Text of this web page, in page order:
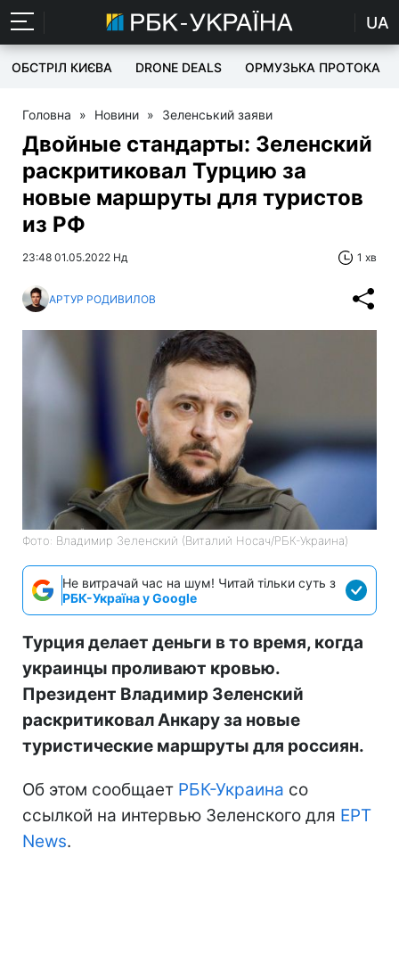
UA
ОБСТРІЛ КИЄВА DRONE DEALS ОРМУЗЬКА ПРОТОКА
Головна » Новини » Зеленський заяви
Двойные стандарты: Зеленский
раскритиковал Турцию за
новые маршруты для туристов
из РФ
23:48 01.05.2022 Нд 1 хв
АРТУР РОДИВИЛОВ
Фото: Владимир Зеленский (Виталий Носач/РБК-Украина)
Не витрачай час на шум! Читай тільки суть з
РБК-Україна у Google
Турция делает деньги в то время, когда
украинцы проливают кровью.
Президент Владимир Зеленский
раскритиковал Анкару за новые
туристические маршруты для россиян.
Об этом сообщает РБК-Украина со
ссылкой на интервью Зеленского для EPT
News.